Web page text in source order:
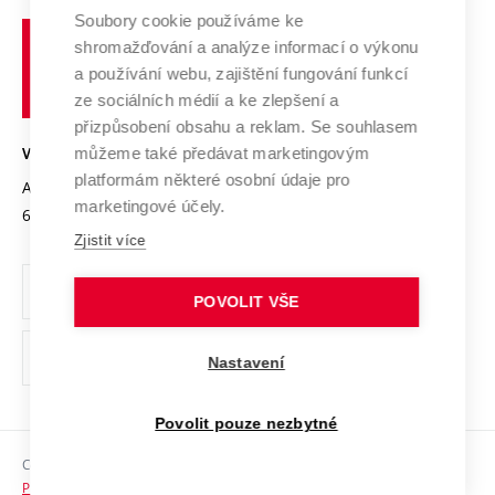
Výzkumné infrastruktury
Transfer znalostí
Open Science
Projekty
Projekty ze strukturálních fondů
Specifický výzkum
Spolupráce se školami
Služby univerzity
Mezinárodní dohody
Univerzitní sítě
Profil univerzity
Udržitelná univerzita
Podnikavá univerzita / ContriBUTe
Bezpečná univerzita
Vyznamenání
Organizační struktura
Ochrana osobních údajů
odkaz)
Sociální bezpečí
učení
technické
VYSOKÉ UČENÍ TECHNICKÉ V BRNĚ
Antonínská 548/1
602 00 Brno
www.vut.cz
vut@vutbr.cz
Copyright © 2026 VUT
Prohlášení o přístupnosti
Soubory cookie používáme ke
shromažďování a analýze informací o výkonu
a používání webu, zajištění fungování funkcí
ze sociálních médií a ke zlepšení a
přizpůsobení obsahu a reklam. Se souhlasem
můžeme také předávat marketingovým
platformám některé osobní údaje pro
marketingové účely.
Zjistit více
POVOLIT VŠE
Nastavení
Povolit pouze nezbytné